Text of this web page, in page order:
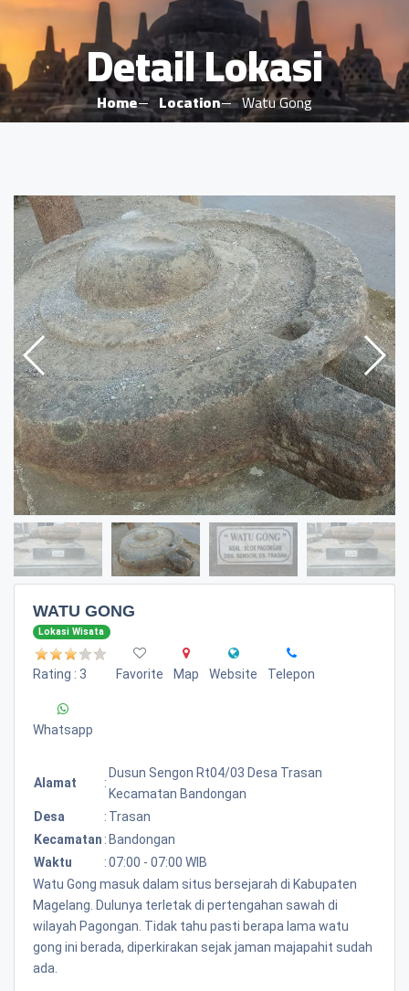
Detail Lokasi
Home Location Watu Gong
WATU GONG
Lokasi Wisata
Rating : 3 Favorite Map Website Telepon
Whatsapp
Alamat :
Dusun Sengon Rt04/03 Desa Trasan
Kecamatan Bandongan
Desa
: Trasan
Kecamatan : Bandongan
Waktu
:07:00 - 07:00 WIB
Watu Gong masuk dalam situs bersejarah di Kabupaten
Magelang. Dulunya terletak di pertengahan sawah di
wilayah Pagongan. Tidak tahu pasti berapa lama watu
gong ini berada, diperkirakan sejak jaman majapahit sudah
ada.